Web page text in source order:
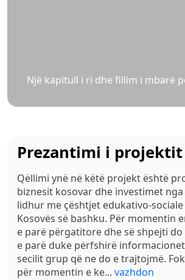
Një kapitull i ri dhe fillim i mbarë
Prezantimi i projektit
Qëllimi ynë në këtë projekt është
biznesit kosovar dhe investimet
lidhur me çështjet edukativo-
Kosovës së bashku. Për momentin
e parë përgatitore dhe së shpejti
e parë duke përfshirë
secilit grup që ne do e trajtojmë.
për momentin e ke... vazhdon